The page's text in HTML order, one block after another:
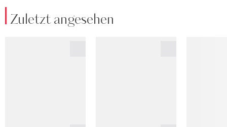
Zuletzt angesehen